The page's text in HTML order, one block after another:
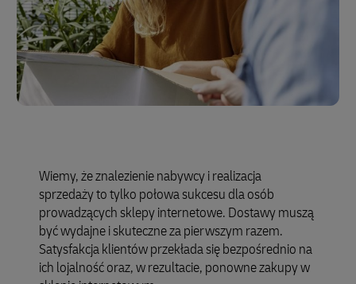
Wiemy, że znalezienie nabywcy i realizacja
sprzedaży to tylko połowa sukcesu dla osób
prowadzących sklepy internetowe. Dostawy muszą
być wydajne i skuteczne za pierwszym razem.
Satysfakcja klientów przekłada się bezpośrednio na
ich lojalność oraz, w rezultacie, ponowne zakupy w